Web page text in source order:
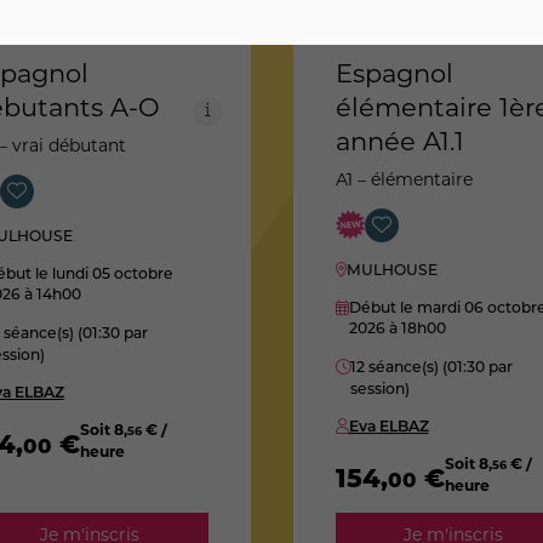
A-O
vrai débutant
le lundi 05 octobre
à 14h00
séance(s) (01:30 par
ELBAZ
,00 €Soit8,56€ /
heure
Je m'inscris
Espagnol
élémentaire
année A1.1
A1 – élémentaire
MULHOUSE
Début le mardi 06
2026 à 18h00
12 séance(s) (01:30 par
session)
Eva ELBAZ
154,00 €Soit8,56€ /
heure
Je m'inscris